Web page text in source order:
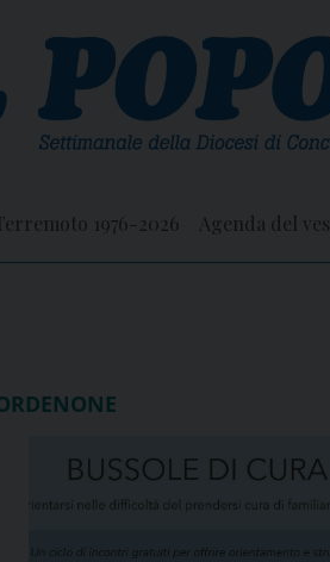
Terremoto 1976-2026 Agenda del